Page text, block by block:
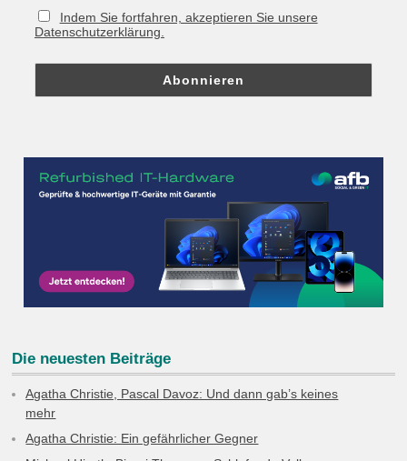
Indem Sie fortfahren, akzeptieren Sie unsere
Datenschutzerklärung.
Die neuesten Beiträge
Agatha Christie, Pascal Davoz: Und dann gab’s keines
mehr
Agatha Christie: Ein gefährlicher Gegner